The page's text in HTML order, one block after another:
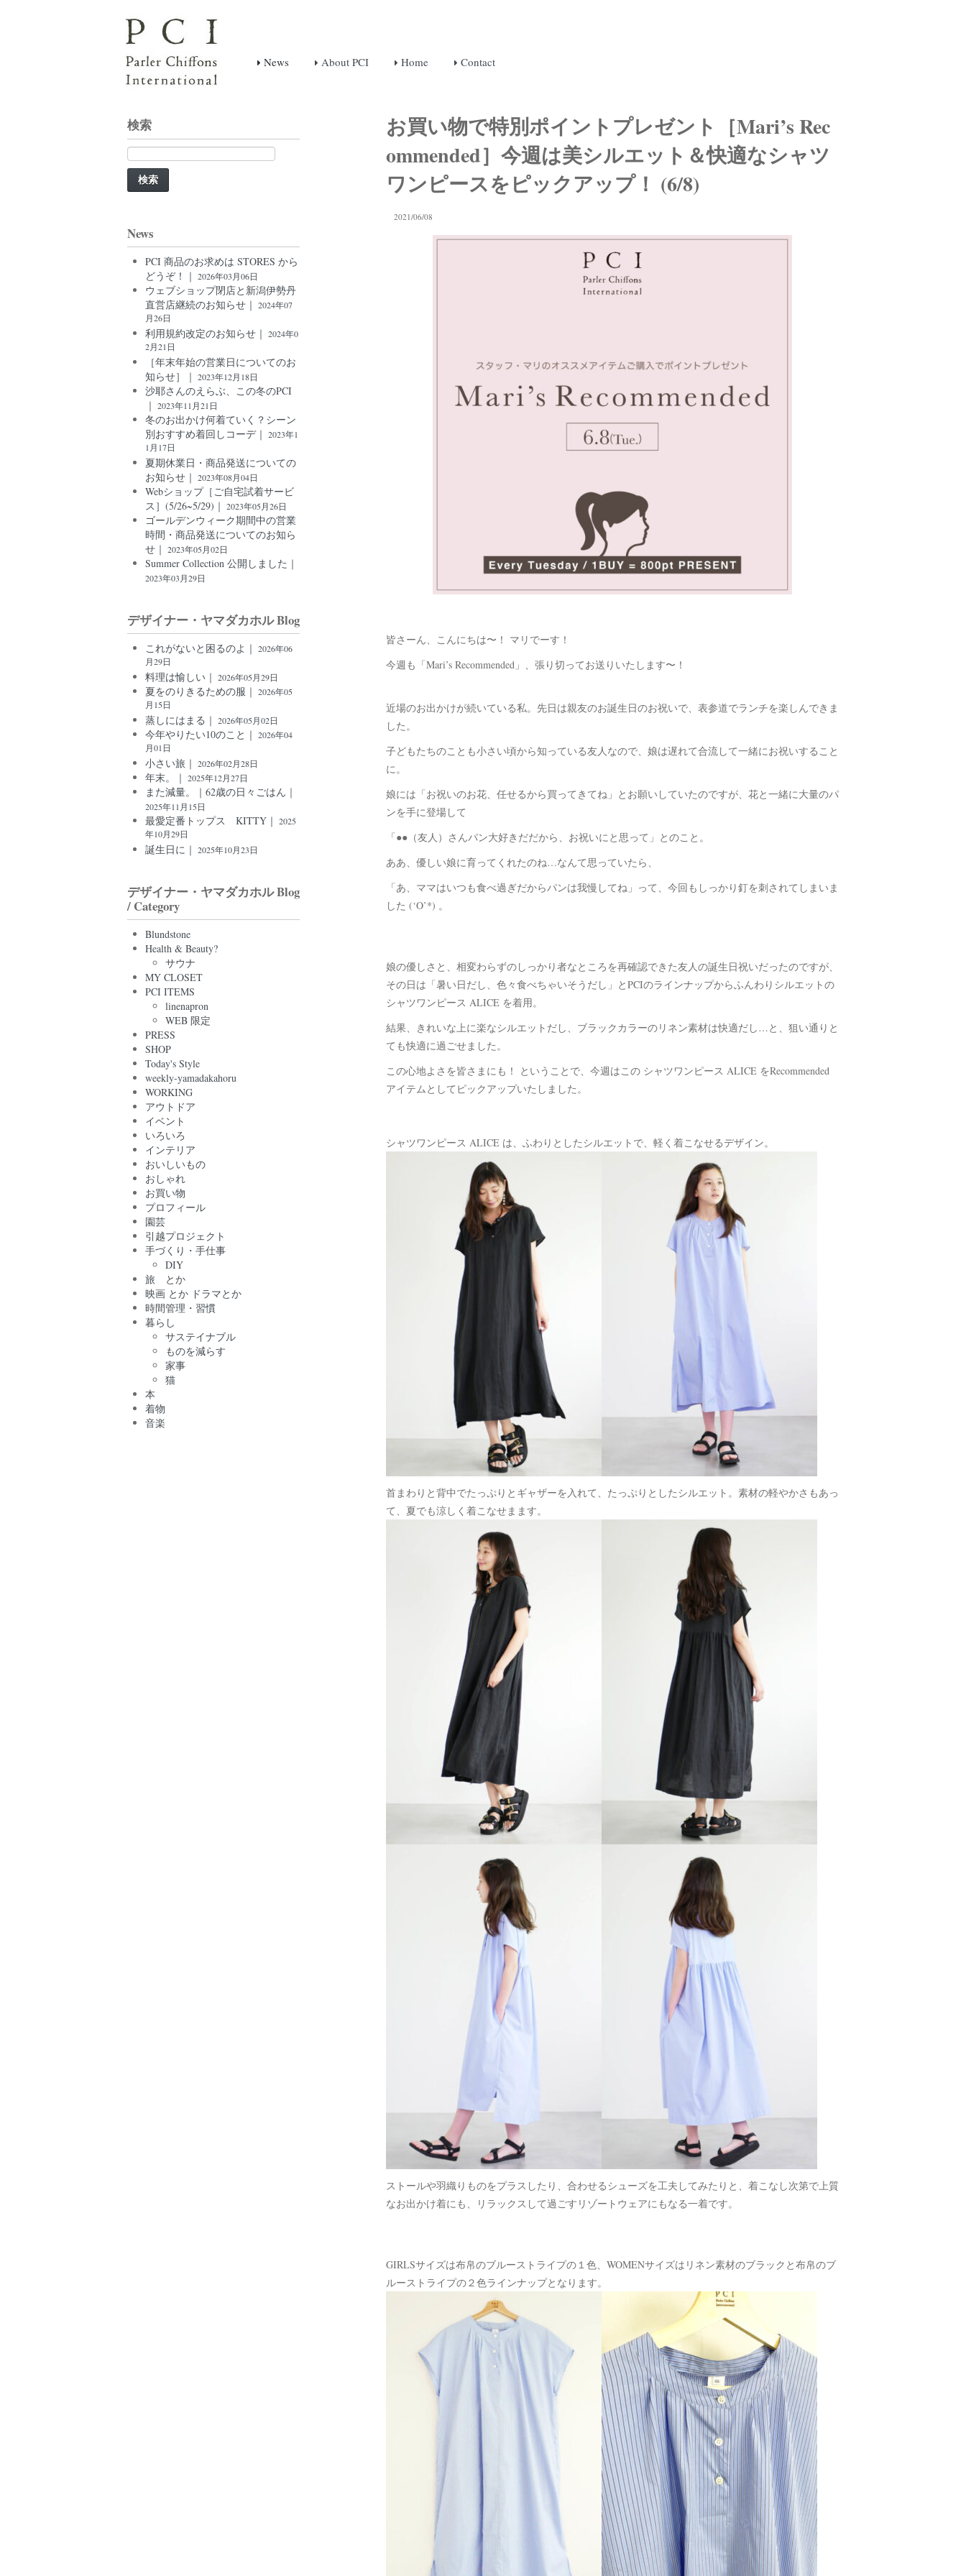
News About PCI Home Contact
お買い物で特別ポイントプレゼント［Mari’s Rec
ommended］今週は美シルエット＆快適なシャツ
ワンピースをピックアップ！ (6/8)
2021/06/08
皆さーん、こんにちは〜！ マリでーす！
今週も「Mari’s Recommended」、張り切ってお送りいたします〜！
近場のお出かけが続いている私。先日は親友のお誕生日のお祝いで、表参道でランチを楽しんできま
した。
子どもたちのことも小さい頃から知っている友人なので、娘は遅れて合流して一緒にお祝いすること
に。
娘には「お祝いのお花、任せるから買ってきてね」とお願いしていたのですが、花と一緒に大量のパ
ンを手に登場して
「●●（友人）さんパン大好きだだから、お祝いにと思って」とのこと。
ああ、優しい娘に育ってくれたのね…なんて思っていたら、
「あ、ママはいつも食べ過ぎだからパンは我慢してね」って、今回もしっかり釘を刺されてしまいま
した (‘O’*) 。
娘の優しさと、相変わらずのしっかり者なところを再確認できた友人の誕生日祝いだったのですが、
その日は「暑い日だし、色々食べちゃいそうだし」とPCIのラインナップからふんわりシルエットの
シャツワンピース ALICE を着用。
結果、きれいな上に楽なシルエットだし、ブラックカラーのリネン素材は快適だし…と、狙い通りと
ても快適に過ごせました。
この心地よさを皆さまにも！ ということで、今週はこの シャツワンピース ALICE をRecommended
アイテムとしてピックアップいたしました。
シャツワンピース ALICE は、ふわりとしたシルエットで、軽く着こなせるデザイン。
首まわりと背中でたっぷりとギャザーを入れて、たっぷりとしたシルエット。素材の軽やかさもあっ
て、夏でも涼しく着こなせまます。
ストールや羽織りものをプラスしたり、合わせるシューズを工夫してみたりと、着こなし次第で上質
なお出かけ着にも、リラックスして過ごすリゾートウェアにもなる一着です。
GIRLSサイズは布帛のブルーストライプの１色、WOMENサイズはリネン素材のブラックと布帛のブ
ルーストライプの２色ラインナップとなります。
検索
検
索:
News
PCI 商品のお求めは STORES から
どうぞ！｜ 2026年03月06日
ウェブショップ閉店と新潟伊勢丹
直営店継続のお知らせ｜ 2024年07
月26日
利用規約改定のお知らせ｜ 2024年0
2月21日
［年末年始の営業日についてのお
知らせ］｜ 2023年12月18日
沙耶さんのえらぶ、この冬のPCI
｜ 2023年11月21日
冬のお出かけ何着ていく？シーン
別おすすめ着回しコーデ｜ 2023年1
1月17日
夏期休業日・商品発送についての
お知らせ｜ 2023年08月04日
Webショップ［ご自宅試着サービ
ス］(5/26~5/29)｜ 2023年05月26日
ゴールデンウィーク期間中の営業
時間・商品発送についてのお知ら
せ｜ 2023年05月02日
Summer Collection 公開しました｜
2023年03月29日
デザイナー・ヤマダカホル Blog
これがないと困るのよ｜ 2026年06
月29日
料理は愉しい｜ 2026年05月29日
夏をのりきるための服｜ 2026年05
月15日
蒸しにはまる｜ 2026年05月02日
今年やりたい10のこと｜ 2026年04
月01日
小さい旅｜ 2026年02月28日
年末。｜ 2025年12月27日
また減量。｜62歳の日々ごはん｜
2025年11月15日
最愛定番トップス KITTY｜ 2025
年10月29日
誕生日に｜ 2025年10月23日
デザイナー・ヤマダカホル Blog
/ Category
Blundstone
Health & Beauty?
サウナ
MY CLOSET
PCI ITEMS
linenapron
WEB 限定
PRESS
SHOP
Today's Style
weekly-yamadakahoru
WORKING
アウトドア
イベント
いろいろ
インテリア
おいしいもの
おしゃれ
お買い物
プロフィール
園芸
引越プロジェクト
手づくり・手仕事
DIY
旅 とか
映画 とか ドラマとか
時間管理・習慣
暮らし
サステイナブル
ものを減らす
家事
猫
本
着物
音楽